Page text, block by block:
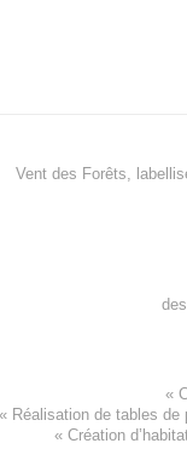
Vent des Forêts,
«
« Réalisation de tables
« Création